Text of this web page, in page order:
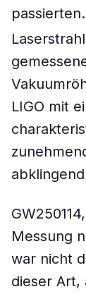
LIGO mit
Messung
war nicht
dieser Art,